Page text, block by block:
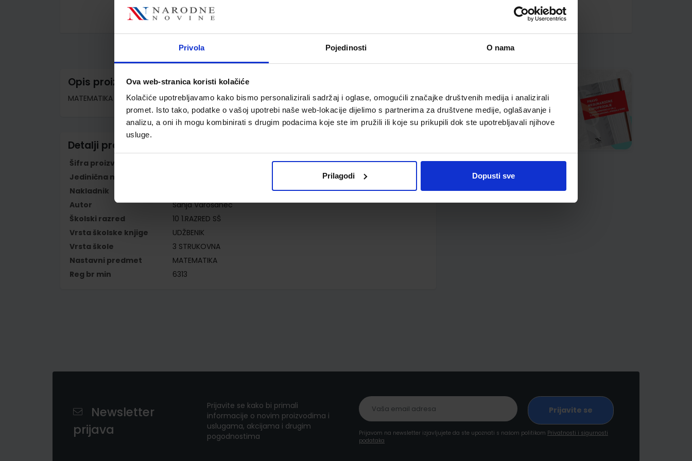
Privola Pojedinosti O nama
Ova web-stranica koristi kolačiće
Kolačiće upotrebljavamo kako bismo personalizirali sadržaj i oglase, omogućili značajke društvenih medija i analizirali
promet. Isto tako, podatke o vašoj upotrebi naše web-lokacije dijelimo s partnerima za društvene medije, oglašavanje i
analizu, a oni ih mogu kombinirati s drugim podacima koje ste im pružili ili koje su prikupili dok ste upotrebljavali njihove
usluge.
Prilagodi Dopusti sve
gallery
Opis proizvoda
MATEMATIKA 1; (2 sata nastave tjedno), udžbenik za 1. razred strukovnih škola
Detalji proizvoda
Šifra proizvoda
Jedinična mjera
Nakladnik
Autor
Sanja Varošanec
Školski razred
10 1.RAZRED SŠ
Vrsta školske knjige
UDŽBENIK
Vrsta škole
3 STRUKOVNA
Nastavni predmet
MATEMATIKA
Reg br min
6313
Newsletter
prijava
Prijavite se kako bi primali
informacije o novim proizvodima i
uslugama, akcijama i drugim
pogodnostima
Prijavom na newsletter izjavljujete da ste upoznati s našom politikom Privatnosti i sigurnosti
podataka